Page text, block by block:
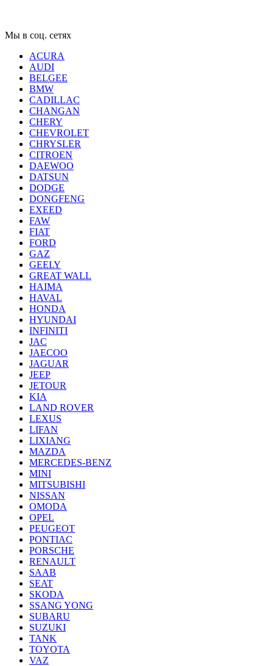
Мы в соц. сетях
ACURA
AUDI
BELGEE
BMW
CADILLAC
CHANGAN
CHERY
CHEVROLET
CHRYSLER
CITROEN
DAEWOO
DATSUN
DODGE
DONGFENG
EXEED
FAW
FIAT
FORD
GAZ
GEELY
GREAT WALL
HAIMA
HAVAL
HONDA
HYUNDAI
INFINITI
JAC
JAECOO
JAGUAR
JEEP
JETOUR
KIA
LAND ROVER
LEXUS
LIFAN
LIXIANG
MAZDA
MERCEDES-BENZ
MINI
MITSUBISHI
NISSAN
OMODA
OPEL
PEUGEOT
PONTIAC
PORSCHE
RENAULT
SAAB
SEAT
SKODA
SSANG YONG
SUBARU
SUZUKI
TANK
TOYOTA
VAZ